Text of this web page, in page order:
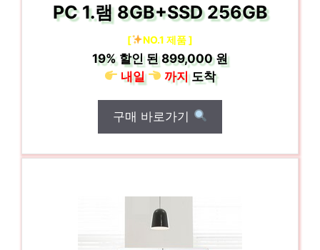
PC 1.램 8GB+SSD 256GB
[ NO.1 제품 ]
19% 할인 된899,000 원
내일
까지도착
구매 바로가기